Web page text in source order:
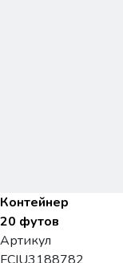
Контейнер
20 футов
Артикул
FCIU3188782